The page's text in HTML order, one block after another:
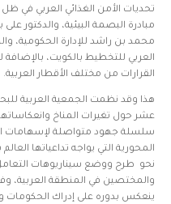
تحديات الأمن الغذائي العربي في ظل
مبادرة البصمة البيئية، والدكتور
محمد بن راشد للإدارة الحكومية،
العربي للتخطيط بالكويت، بالإضافة
القرارات من مختلف الأقطار العربية.
هذا وقد نظمت الجمعية العربية
عشر حول تغيرات المناخ
سلسلة جهود متواصلة لإسهامات
المحورية التي يواجه تداعياتها
نحو طرح ووضع سيناريوهات
والمختصين في المنطقة العربية،
ينعكس بدوره على إدراك الحكومات